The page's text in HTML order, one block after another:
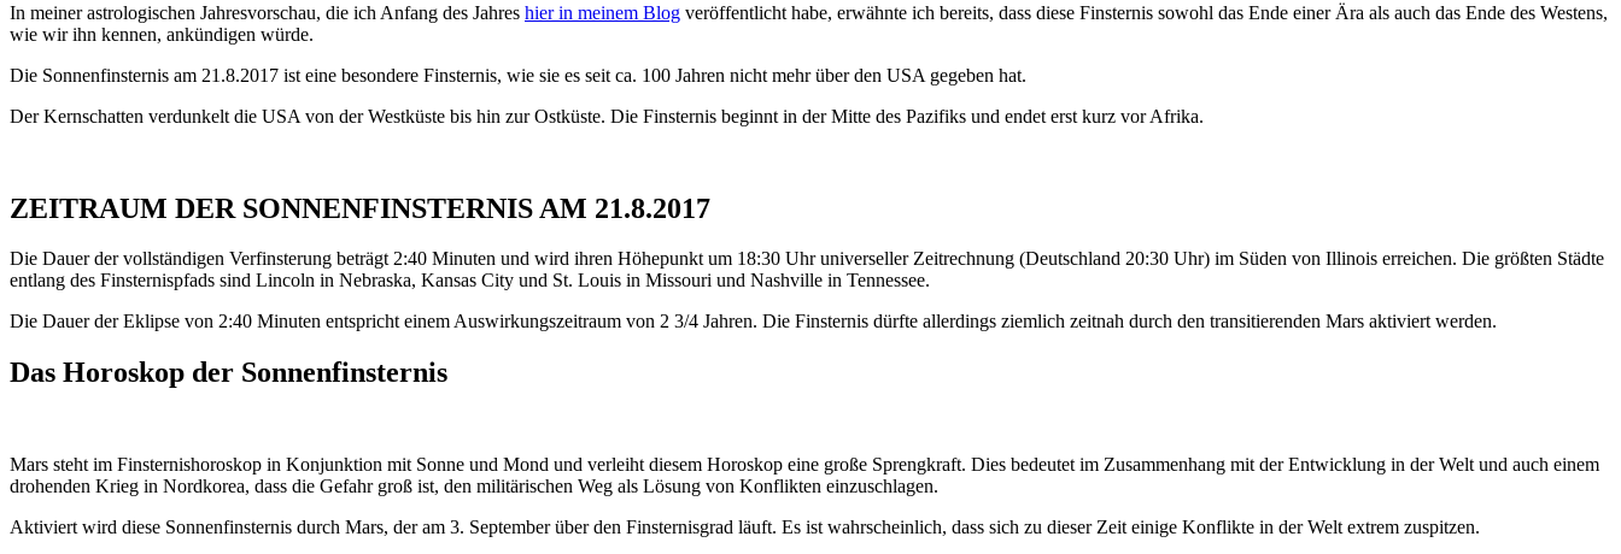
In meiner astrologischen Jahresvorschau, die ich Anfang des Jahres hier in meinem Blog veröffentlicht habe, erwähnte ich bereits, dass diese Finsternis sowohl das Ende einer Ära als auch das Ende des Westens,
wie wir ihn kennen, ankündigen würde.
Die Sonnenfinsternis am 21.8.2017 ist eine besondere Finsternis, wie sie es seit ca. 100 Jahren nicht mehr über den USA gegeben hat.
Der Kernschatten verdunkelt die USA von der Westküste bis hin zur Ostküste. Die Finsternis beginnt in der Mitte des Pazifiks und endet erst kurz vor Afrika.
ZEITRAUM DER SONNENFINSTERNIS AM 21.8.2017
Die Dauer der vollständigen Verfinsterung beträgt 2:40 Minuten und wird ihren Höhepunkt um 18:30 Uhr universeller Zeitrechnung (Deutschland 20:30 Uhr) im Süden von Illinois erreichen. Die größten Städte
entlang des Finsternispfads sind Lincoln in Nebraska, Kansas City und St. Louis in Missouri und Nashville in Tennessee.
Die Dauer der Eklipse von 2:40 Minuten entspricht einem Auswirkungszeitraum von 2 3/4 Jahren. Die Finsternis dürfte allerdings ziemlich zeitnah durch den transitierenden Mars aktiviert werden.
Das Horoskop der Sonnenfinsternis
Mars steht im Finsternishoroskop in Konjunktion mit Sonne und Mond und verleiht diesem Horoskop eine große Sprengkraft. Dies bedeutet im Zusammenhang mit der Entwicklung in der Welt und auch einem
drohenden Krieg in Nordkorea, dass die Gefahr groß ist, den militärischen Weg als Lösung von Konflikten einzuschlagen.
Aktiviert wird diese Sonnenfinsternis durch Mars, der am 3. September über den Finsternisgrad läuft. Es ist wahrscheinlich, dass sich zu dieser Zeit einige Konflikte in der Welt extrem zuspitzen.